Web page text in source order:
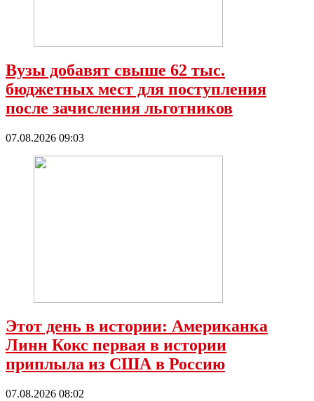
Вузы добавят свыше 62 тыс.
бюджетных мест для поступления
после зачисления льготников
07.08.2026 09:03
Этот день в истории: Американка
Линн Кокс первая в истории
приплыла из США в Россию
07.08.2026 08:02